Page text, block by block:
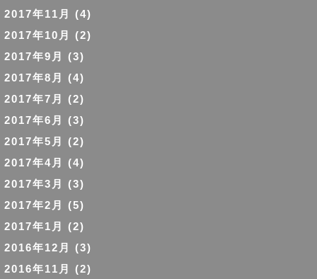
2017年11月
(4)
2017年10月
(2)
2017年9月
(3)
2017年8月
(4)
2017年7月
(2)
2017年6月
(3)
2017年5月
(2)
2017年4月
(4)
2017年3月
(3)
2017年2月
(5)
2017年1月
(2)
2016年12月
(3)
2016年11月
(2)